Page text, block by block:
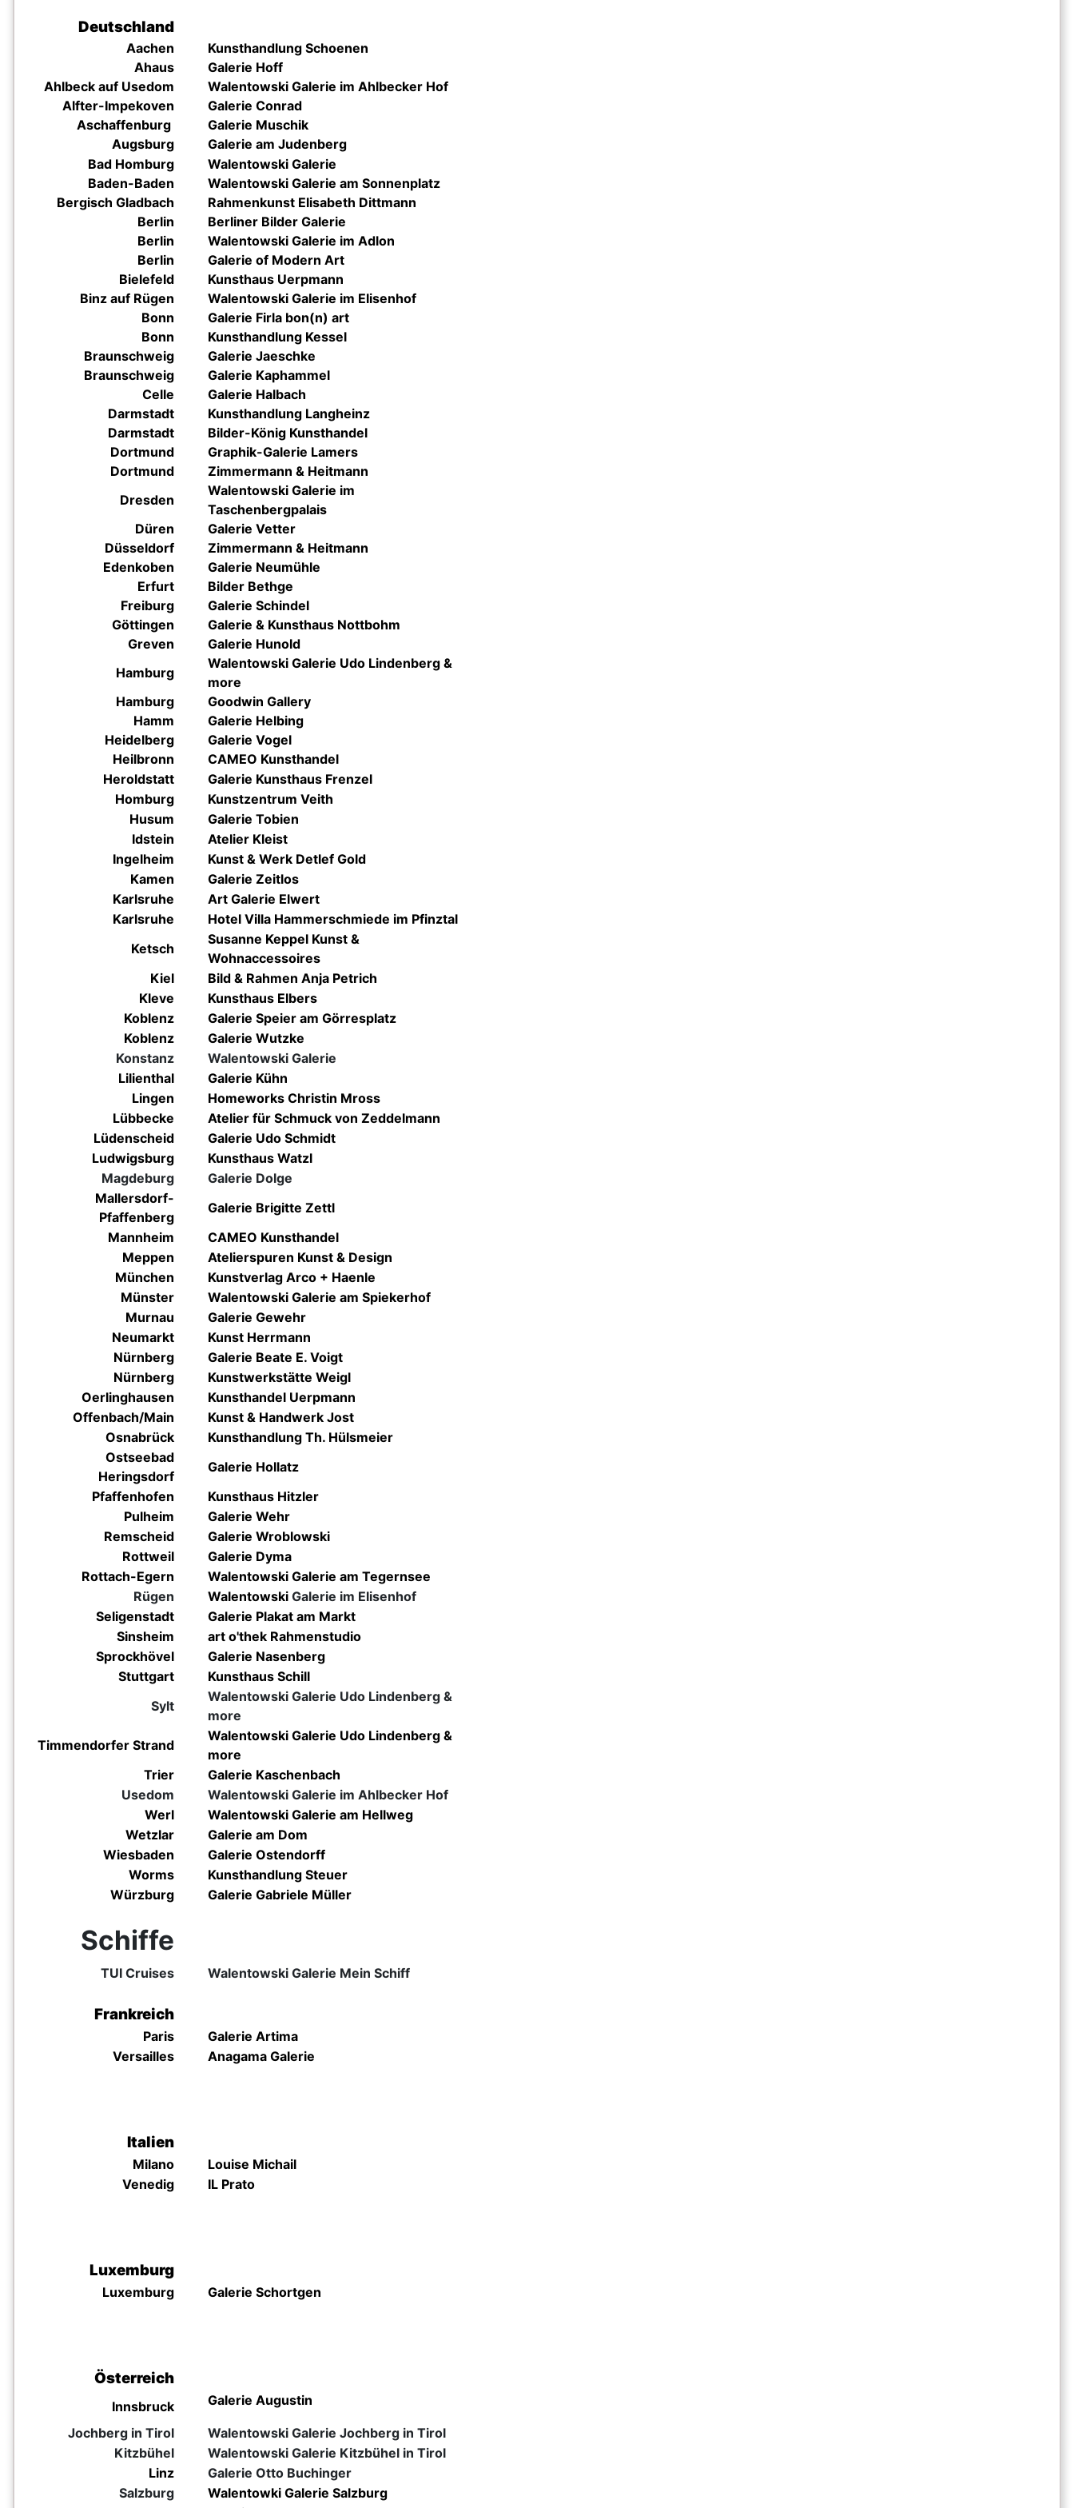
Deutschland
Aachen
Kunsthandlung Schoenen
Ahaus
Galerie Hoff
Ahlbeck auf Usedom
Walentowski Galerie im Ahlbecker Hof
Alfter-Impekoven
Galerie Conrad
Aschaffenburg
Galerie Muschik
Augsburg
Galerie am Judenberg
Bad Homburg
Walentowski Galerie
Baden-Baden
Walentowski Galerie am Sonnenplatz
Bergisch Gladbach
Rahmenkunst Elisabeth Dittmann
Berlin
Berliner Bilder Galerie
Berlin
Walentowski Galerie im Adlon
Berlin
Galerie of Modern Art
Bielefeld
Kunsthaus Uerpmann
Binz auf Rügen
Walentowski Galerie im Elisenhof
Bonn
Galerie Firla bon(n) art
Bonn
Kunsthandlung Kessel
Braunschweig
Galerie Jaeschke
Braunschweig
Galerie Kaphammel
Celle
Galerie Halbach
Darmstadt
Kunsthandlung Langheinz
Darmstadt
Bilder-König Kunsthandel
Dortmund
Graphik-Galerie Lamers
Dortmund
Zimmermann & Heitmann
Dresden
Walentowski Galerie im
Taschenbergpalais
Düren
Galerie Vetter
Düsseldorf
Zimmermann & Heitmann
Edenkoben
Galerie Neumühle
Erfurt
Bilder Bethge
Freiburg
Galerie Schindel
Göttingen
Galerie & Kunsthaus Nottbohm
Greven
Galerie Hunold
Hamburg
Walentowski Galerie Udo Lindenberg &
more
Hamburg
Goodwin Gallery
Hamm
Galerie Helbing
Heidelberg
Galerie Vogel
Heilbronn
CAMEO Kunsthandel
Heroldstatt
Galerie Kunsthaus Frenzel
Homburg
Kunstzentrum Veith
Husum
Galerie Tobien
Idstein
Atelier Kleist
Ingelheim
Kunst & Werk Detlef Gold
Kamen
Galerie Zeitlos
Karlsruhe
Art Galerie Elwert
Karlsruhe
Hotel Villa Hammerschmiede im Pfinztal
Ketsch
Susanne Keppel Kunst &
Wohnaccessoires
Kiel
Bild & Rahmen Anja Petrich
Kleve
Kunsthaus Elbers
Koblenz
Galerie Speier am Görresplatz
Koblenz
Galerie Wutzke
Konstanz
Walentowski Galerie
Lilienthal
Galerie Kühn
Lingen
Homeworks Christin Mross
Lübbecke
Atelier für Schmuck von Zeddelmann
Lüdenscheid
Galerie Udo Schmidt
Ludwigsburg
Kunsthaus Watzl
Magdeburg
Galerie Dolge
Mallersdorf-
Pfaffenberg
Galerie Brigitte Zettl
Mannheim
CAMEO Kunsthandel
Meppen
Atelierspuren Kunst & Design
München
Kunstverlag Arco + Haenle
Münster
Walentowski Galerie am Spiekerhof
Murnau
Galerie Gewehr
Neumarkt
Kunst Herrmann
Nürnberg
Galerie Beate E. Voigt
Nürnberg
Kunstwerkstätte Weigl
Oerlinghausen
Kunsthandel Uerpmann
Offenbach/Main
Kunst & Handwerk Jost
Osnabrück
Kunsthandlung Th. Hülsmeier
Ostseebad
Heringsdorf
Galerie Hollatz
Pfaffenhofen
Kunsthaus Hitzler
Pulheim
Galerie Wehr
Remscheid
Galerie Wroblowski
Rottweil
Galerie Dyma
Rottach-Egern
Walentowski Galerie am Tegernsee
Rügen
Walentowski Galerie im Elisenhof
Seligenstadt
Galerie Plakat am Markt
Sinsheim
art o'thek Rahmenstudio
Sprockhövel
Galerie Nasenberg
Stuttgart
Kunsthaus Schill
Sylt
Walentowski Galerie Udo Lindenberg &
more
Timmendorfer Strand
Walentowski Galerie Udo Lindenberg &
more
Trier
Galerie Kaschenbach
Usedom
Walentowski Galerie im Ahlbecker Hof
Werl
Walentowski Galerie am Hellweg
Wetzlar
Galerie am Dom
Wiesbaden
Galerie Ostendorff
Worms
Kunsthandlung Steuer
Würzburg
Galerie Gabriele Müller
Schiffe
TUI Cruises Walentowski Galerie Mein Schiff
Frankreich
Paris
Galerie Artima
Versailles
Anagama Galerie
Italien
Milano
Louise Michail
Venedig
IL Prato
Luxemburg
Luxemburg Galerie Schortgen
Österreich
Innsbruck Galerie Augustin
Jochberg in Tirol
Walentowski Galerie Jochberg in Tirol
Kitzbühel
Walentowski Galerie Kitzbühel in Tirol
Linz
Galerie Otto Buchinger
Salzburg
Walentowki Galerie Salzburg